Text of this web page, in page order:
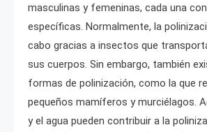
masculinas y femeninas, cada una
específicas. Normalmente, la
cabo gracias a insectos que
sus cuerpos. Sin embargo, también
formas de polinización, como la que
pequeños mamíferos y murciélagos.
y el agua pueden contribuir a la